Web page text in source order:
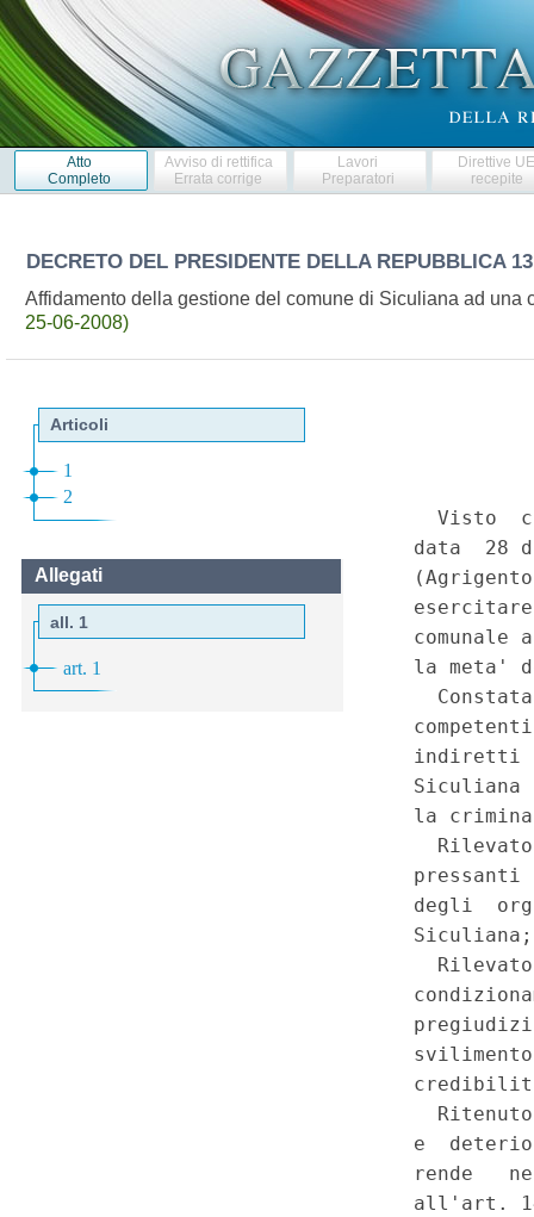
Atto
Completo
Avviso di rettifica
Errata corrige
Lavori
Preparatori
Direttive
recepite
DECRETO DEL PRESIDENTE DELLA REPUBBLICA
Affidamento della gestione del comune di Siculiana ad una
25-06-2008)